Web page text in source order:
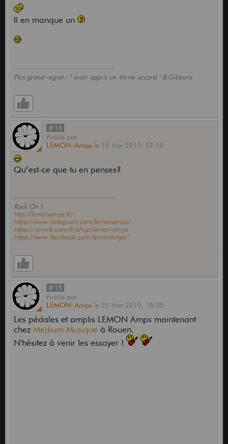
Il en manque un
Plus grand regret : " avoir appris un 4ème accord " B.Gibbons
#14
Publié par
LEMON-Amps le 15 Mar 2019, 07:10
Qu’est-ce que tu en penses?
Rock On !
http://lemonamps.fr/
https://www.instagram.com/lemonamps/
https://reverb.com/fr/shop/lemon-amps
https://www.facebook.com/lemonamps/
#15
Publié par
LEMON-Amps le 22 Mar 2019, 18:32
Les pédales et amplis LEMON Amps maintenant
chez Medium Musique à Rouen.
N'hésitez à venir les essayer !